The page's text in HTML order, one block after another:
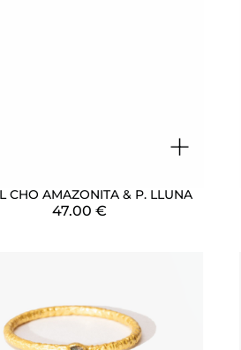
+
CHO AMAZONITA & P. LLUNA
47.00 €